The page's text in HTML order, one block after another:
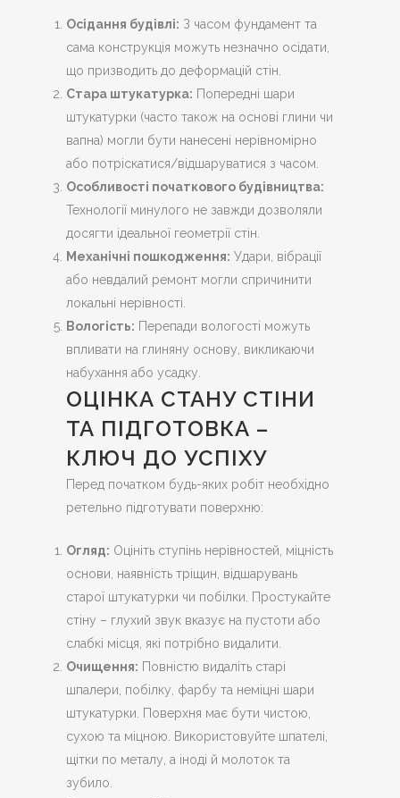
Осідання будівлі: З часом фундамент та
сама конструкція можуть незначно осідати,
що призводить до деформацій стін.
Стара штукатурка: Попередні шари
штукатурки (часто також на основі глини чи
вапна) могли бути нанесені нерівномірно
або потріскатися/відшаруватися з часом.
Особливості початкового будівництва:
Технології минулого не завжди дозволяли
досягти ідеальної геометрії стін.
Механічні пошкодження: Удари, вібрації
або невдалий ремонт могли спричинити
локальні нерівності.
Вологість: Перепади вологості можуть
впливати на глиняну основу, викликаючи
набухання або усадку.
ОЦІНКА СТАНУ СТІНИ
ТА ПІДГОТОВКА –
КЛЮЧ ДО УСПІХУ
Перед початком будь-яких робіт необхідно
ретельно підготувати поверхню:
Огляд: Оцініть ступінь нерівностей, міцність
основи, наявність тріщин, відшарувань
старої штукатурки чи побілки. Простукайте
стіну – глухий звук вказує на пустоти або
слабкі місця, які потрібно видалити.
Очищення: Повністю видаліть старі
шпалери, побілку, фарбу та неміцні шари
штукатурки. Поверхня має бути чистою,
сухою та міцною. Використовуйте шпателі,
щітки по металу, а іноді й молоток та
зубило.